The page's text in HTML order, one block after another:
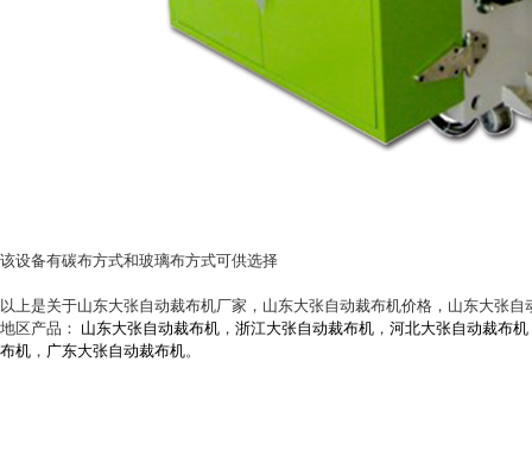
该设备有碳布方式和玻璃布方式可供选择
以上是关于山东大张自动裁布机厂家，山东大张自动裁布机价格，山东大张
地区产品： 山东大张自动裁布机 ， 浙江大张自动裁布机 ， 河北大张自动裁布机
布机 ， 广东大张自动裁布机。